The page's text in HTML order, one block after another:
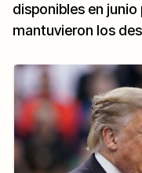
disponibles en
mantuvieron los